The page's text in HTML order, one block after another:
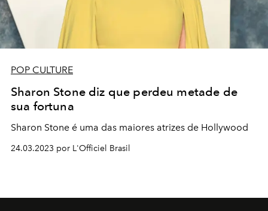
POP CULTURE
Sharon Stone diz que perdeu metade de
sua fortuna
Sharon Stone é uma das maiores atrizes de Hollywood
24.03.2023 por L'Officiel Brasil